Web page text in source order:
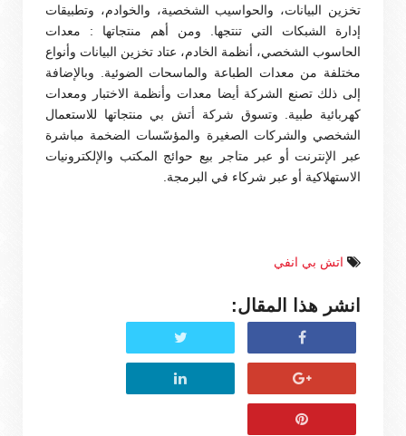
تخزين البيانات، والحواسيب الشخصية، والخوادم، وتطبيقات
إدارة الشبكات التي تنتجها. ومن أهم منتجاتها : معدات
الحاسوب الشخصي، أنظمة الخادم، عتاد تخزين البيانات وأنواع
مختلفة من معدات الطباعة والماسحات الضوئية. وبالإضافة
إلى ذلك تصنع الشركة أيضا معدات وأنظمة الاختبار ومعدات
كهربائية طبية. وتسوق شركة أتش بي منتجاتها للاستعمال
الشخصي والشركات الصغيرة والمؤسّسات الضخمة مباشرة
عبر الإنترنت أو عبر متاجر بيع حوائج المكتب والإلكترونيات
الاستهلاكية أو عبر شركاء في البرمجة.
اتش بي انفي
انشر هذا المقال: